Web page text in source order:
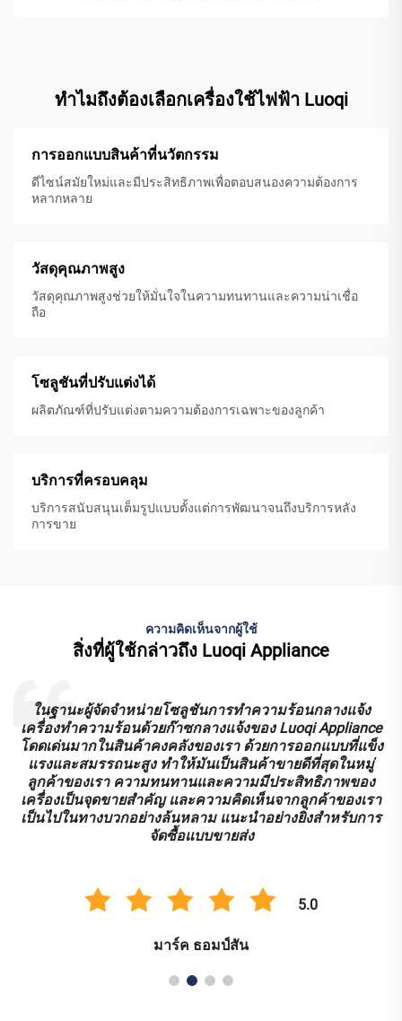
ทำไมถึงต้องเลือกเครื่องใช้ไฟฟ้า Luoqi
การออกแบบสินค้าที่นวัตกรรม
ดีไซน์สมัยใหม่และมีประสิทธิภาพเพื่อตอบสนองความต้องการ
หลากหลาย
วัสดุคุณภาพสูง
วัสดุคุณภาพสูงช่วยให้มั่นใจในความทนทานและความน่าเชื่อ
ถือ
โซลูชันที่ปรับแต่งได้
ผลิตภัณฑ์ที่ปรับแต่งตามความต้องการเฉพาะของลูกค้า
บริการที่ครอบคลุม
บริการสนับสนุนเต็มรูปแบบตั้งแต่การพัฒนาจนถึงบริการหลัง
การขาย
ความคิดเห็นจากผู้ใช้
สิ่งที่ผู้ใช้กล่าวถึง Luoqi Appliance
ในฐานะผู้จัดจำหน่ายโซลูชันการทำความร้อนกลางแจ้ง
เครื่องทำความร้อนด้วยก๊าซกลางแจ้งของ Luoqi Appliance
โดดเด่นมากในสินค้าคงคลังของเรา ด้วยการออกแบบที่แข็ง
แรงและสมรรถนะสูง ทำให้มันเป็นสินค้าขายดีที่สุดในหมู่
ลูกค้าของเรา ความทนทานและความมีประสิทธิภาพของ
เครื่องเป็นจุดขายสำคัญ และความคิดเห็นจากลูกค้าของเรา
เป็นไปในทางบวกอย่างล้นหลาม แนะนำอย่างยิ่งสำหรับการ
จัดซื้อแบบขายส่ง
5.0
มาร์ค ธอมป์สัน